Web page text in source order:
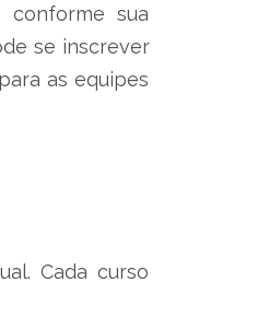
sua
se inscrever
as equipes
Cada curso